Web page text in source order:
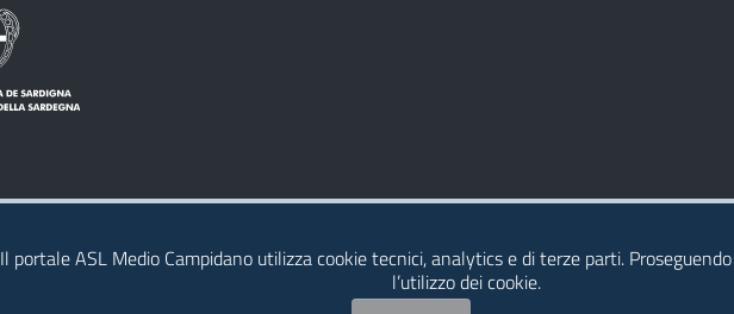
Il portale ASL Medio Campidano utilizza cookie tecnici, analytics e di terze parti.
l’utilizzo dei cookie.